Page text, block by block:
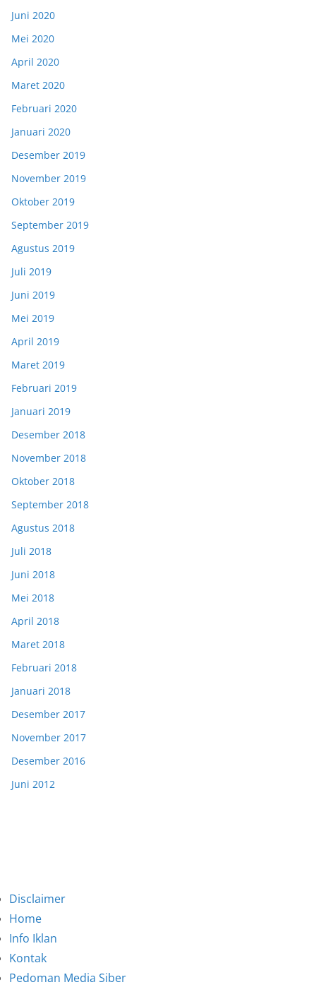
Juni 2020
Mei 2020
April 2020
Maret 2020
Februari 2020
Januari 2020
Desember 2019
November 2019
Oktober 2019
September 2019
Agustus 2019
Juli 2019
Juni 2019
Mei 2019
April 2019
Maret 2019
Februari 2019
Januari 2019
Desember 2018
November 2018
Oktober 2018
September 2018
Agustus 2018
Juli 2018
Juni 2018
Mei 2018
April 2018
Maret 2018
Februari 2018
Januari 2018
Desember 2017
November 2017
Desember 2016
Juni 2012
Disclaimer
Home
Info Iklan
Kontak
Pedoman Media Siber